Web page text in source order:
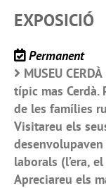
EXPOSICIÓ
Permanent
MUSEU
típic mas Cerdà.
de les famílies
Visitareu els
laborals (l’era,
Apreciareu els